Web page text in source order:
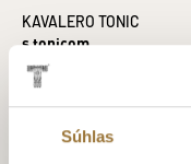
Súhlas
KAVALERO TONIC
s tonicom